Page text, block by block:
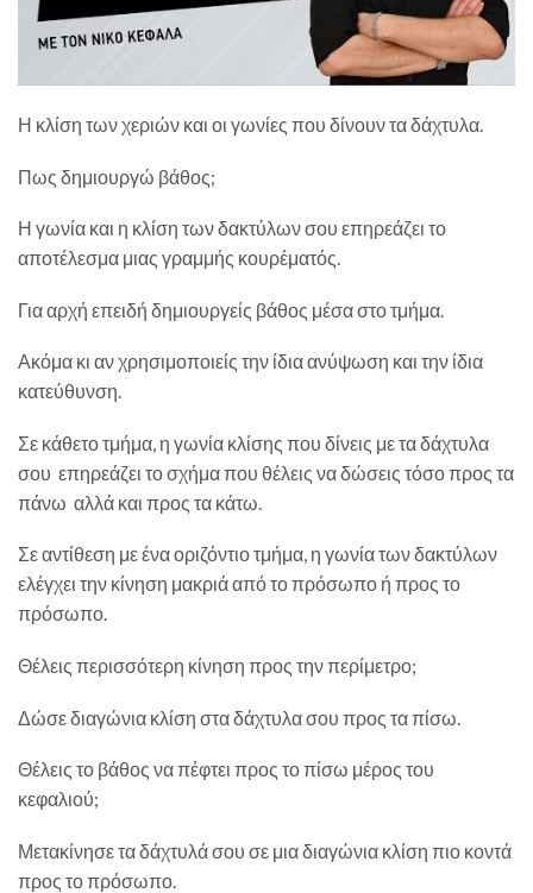
Η κλίση των χεριών και οι γωνίες που δίνουν τα δάχτυλα.
Πως δημιουργώ βάθος;
Η γωνία και η κλίση των δακτύλων σου επηρεάζει το
αποτέλεσμα μιας γραμμής κουρέματός.
Για αρχή επειδή δημιουργείς βάθος μέσα στο τμήμα.
Ακόμα κι αν χρησιμοποιείς την ίδια ανύψωση και την ίδια
κατεύθυνση.
Σε κάθετο τμήμα, η γωνία κλίσης που δίνεις με τα δάχτυλα
σου επηρεάζει το σχήμα που θέλεις να δώσεις τόσο προς τα
πάνω αλλά και προς τα κάτω.
Σε αντίθεση με ένα οριζόντιο τμήμα, η γωνία των δακτύλων
ελέγχει την κίνηση μακριά από το πρόσωπο ή προς το
πρόσωπο.
Θέλεις περισσότερη κίνηση προς την περίμετρο;
Δώσε διαγώνια κλίση στα δάχτυλα σου προς τα πίσω.
Θέλεις το βάθος να πέφτει προς το πίσω μέρος του
κεφαλιού;
Μετακίνησε τα δάχτυλά σου σε μια διαγώνια κλίση πιο κοντά
προς το πρόσωπο.